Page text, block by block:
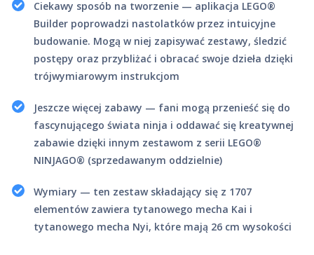
Ciekawy sposób na tworzenie — aplikacja LEGO®
Builder poprowadzi nastolatków przez intuicyjne
budowanie. Mogą w niej zapisywać zestawy, śledzić
postępy oraz przybliżać i obracać swoje dzieła dzięki
trójwymiarowym instrukcjom
Jeszcze więcej zabawy — fani mogą przenieść się do
fascynującego świata ninja i oddawać się kreatywnej
zabawie dzięki innym zestawom z serii LEGO®
NINJAGO® (sprzedawanym oddzielnie)
Wymiary — ten zestaw składający się z 1707
elementów zawiera tytanowego mecha Kai i
tytanowego mecha Nyi, które mają 26 cm wysokości